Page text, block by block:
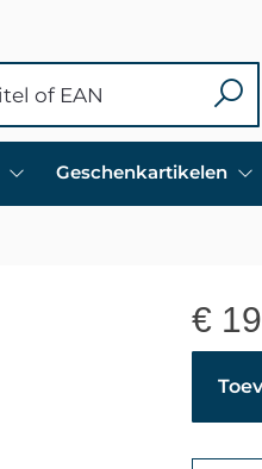
Geschenkartikelen
€